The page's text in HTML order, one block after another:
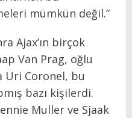
mümkün değil.”
Ajax’ın birçok
Van Prag, oğlu
Uri Coronel, bu
bazı kişilerdi.
Muller ve Sjaak